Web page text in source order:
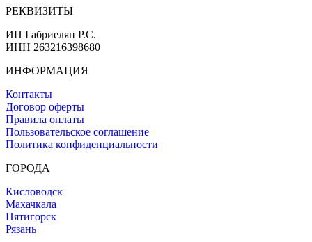
РЕКВИЗИТЫ
ИП Габриелян Р.С.
ИНН 263216398680
ИНФОРМАЦИЯ
Контакты
Договор оферты
Правила оплаты
Пользовательское соглашение
Политика конфиденциальности
ГОРОДА
Кисловодск
Махачкала
Пятигорск
Рязань